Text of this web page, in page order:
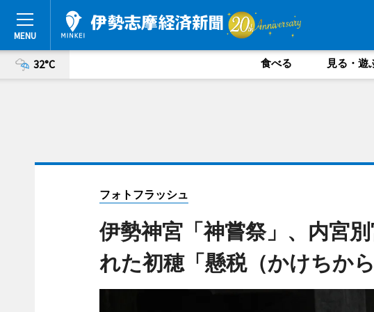
32°C 食べる 見る・遊
フォトフラッシュ
伊勢神宮「神嘗祭」、内宮
れた初穂「懸税（かけちから